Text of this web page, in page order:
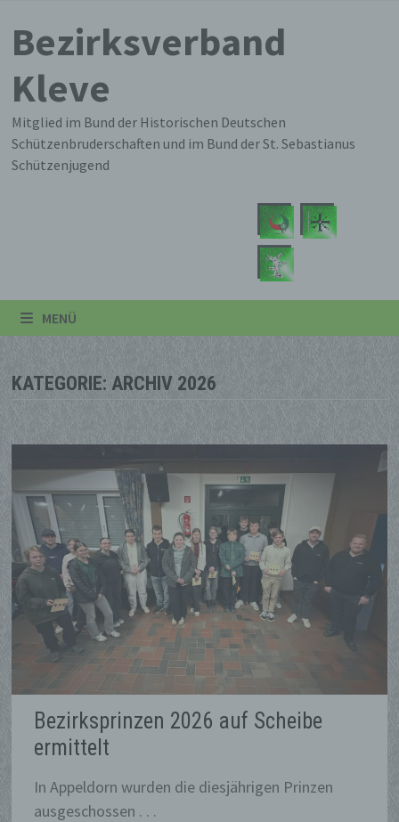
Inhalt
springen
Bezirksverband
Kleve
Mitglied im Bund der Historischen Deutschen
Schützenbruderschaften und im Bund der St. Sebastianus
Schützenjugend
MENÜ
KATEGORIE:ARCHIV 2026
Bezirksprinzen 2026 auf Scheibe
ermittelt
In Appeldorn wurden die diesjährigen Prinzen
ausgeschossen . . .